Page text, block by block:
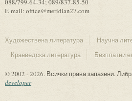
088/799-64-34; 089/837-85-50
E-mail: office@meridian27.com
Художествена литература
Научна
Краеведска литература
Безплатни
© 2002 - 2026. Всички права запазени.
developer